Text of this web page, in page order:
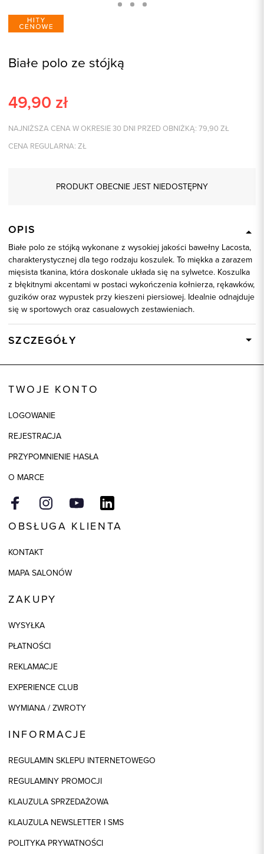
Białe polo ze stójką
49,90 zł
NAJNIŻSZA CENA W OKRESIE 30 DNI PRZED OBNIŻKĄ: 79,90 ZŁ
CENA REGULARNA: ZŁ
PRODUKT OBECNIE JEST NIEDOSTĘPNY
OPIS
Białe polo ze stójką wykonane z wysokiej jakości bawełny Lacosta,
charakterystycznej dla tego rodzaju koszulek. To miękka a zarazem
mięsista tkanina, która doskonale układa się na sylwetce. Koszulka
z błękitnymi akcentami w postaci wykończenia kołnierza, rękawków,
guzików oraz wypustek przy kieszeni piersiowej. Idealnie odnajduje
się w sportowych oraz casualowych zestawieniach.
SZCZEGÓŁY
Kolor
Model
TWOJE KONTO
LOGOWANIE
REJESTRACJA
PRZYPOMNIENIE HASŁA
O MARCE
OBSŁUGA KLIENTA
KONTAKT
MAPA SALONÓW
ZAKUPY
WYSYŁKA
PŁATNOŚCI
REKLAMACJE
EXPERIENCE CLUB
WYMIANA / ZWROTY
INFORMACJE
REGULAMIN SKLEPU INTERNETOWEGO
REGULAMINY PROMOCJI
KLAUZULA SPRZEDAŻOWA
KLAUZULA NEWSLETTER I SMS
POLITYKA PRYWATNOŚCI